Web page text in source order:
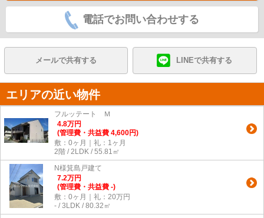
電話でお問い合わせする
メールで共有する LINEで共有する
エリアの近い物件
フルッテート Ｍ
4.8万円
(管理費・共益費 4,600円)
敷：0ヶ月｜礼：1ヶ月
2階 / 2LDK / 55.81㎡
N様箕島戸建て
7.2万円
(管理費・共益費 -)
敷：0ヶ月｜礼：20万円
- / 3LDK / 80.32㎡